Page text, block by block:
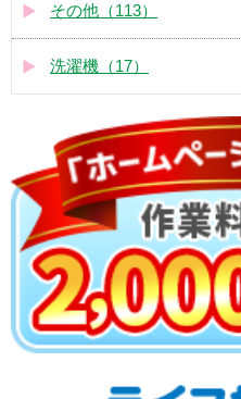
その他（113）
洗濯機（17）